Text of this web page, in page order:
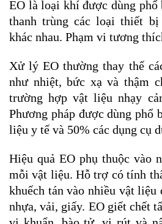
EO là loại khí được dùng
thanh trùng các loại thiết
khác nhau. Phạm vi tương
Xử lý EO thường thay thế
như nhiệt, bức xạ và thậm
trường hợp vật liệu nhạy
Phương pháp được dùng phổ
liệu y tế và 50% các dụng cụ
Hiệu quả EO phụ thuộc vào
mỗi vật liệu. Hỗ trợ có tính
khuếch tán vào nhiều vật liệu
nhựa, vải, giấy. EO giết chết